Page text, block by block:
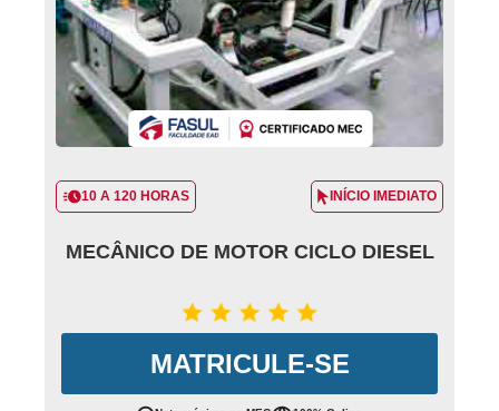
10 A 120 HORAS INÍCIO IMEDIATO
MECÂNICO DE MOTOR CICLO DIESEL
MATRICULE-SE